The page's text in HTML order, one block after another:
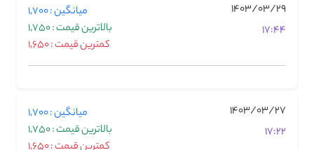
1403/03/29
17:44
میانگین : 1,700
بالاترین قیمت : 1,750
کمترین قیمت : 1,650
1403/03/27
17:22
میانگین : 1,700
بالاترین قیمت : 1,750